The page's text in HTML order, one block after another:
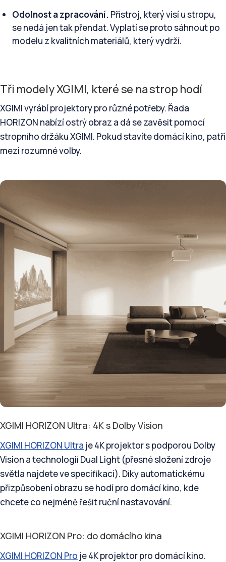
Odolnost a zpracování. Přístroj, který visí u stropu,
se nedá jen tak přendat. Vyplatí se proto sáhnout po
modelu z kvalitních materiálů, který vydrží.
Tři modely XGIMI, které se na strop hodí
XGIMI vyrábí projektory pro různé potřeby. Řada
HORIZON nabízí ostrý obraz a dá se zavěsit pomocí
stropního držáku XGIMI. Pokud stavíte domácí kino, patří
mezi rozumné volby.
XGIMI HORIZON Ultra: 4K s Dolby Vision
XGIMI HORIZON Ultra je 4K projektor s podporou Dolby
Vision a technologií Dual Light (přesné složení zdroje
světla najdete ve specifikaci). Díky automatickému
přizpůsobení obrazu se hodí pro domácí kino, kde
chcete co nejméně řešit ruční nastavování.
XGIMI HORIZON Pro: do domácího kina
XGIMI HORIZON Pro je 4K projektor pro domácí kino.